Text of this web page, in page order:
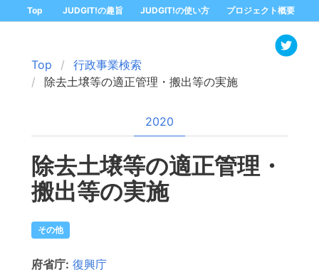
Top JUDGIT!の趣旨 JUDGIT!の使い方 プロジェクト概要
Top
行政事業検索
除去土壌等の適正管理・搬出等の実施
2020
除去土壌等の適正管理・
搬出等の実施
その他
府省庁: 復興庁